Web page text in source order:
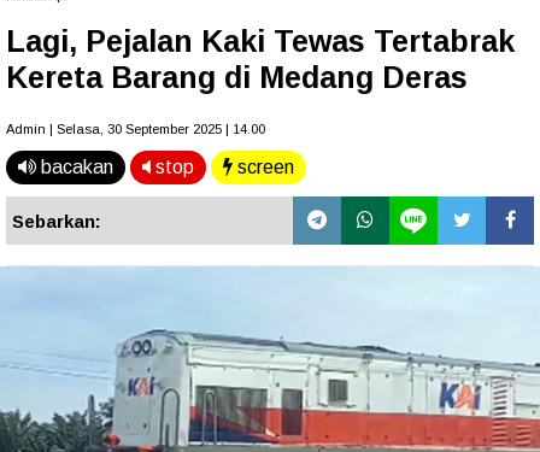
Lagi, Pejalan Kaki Tewas Tertabrak
Kereta Barang di Medang Deras
Admin | Selasa, 30 September 2025 | 14.00
bacakan stop screen
Sebarkan: